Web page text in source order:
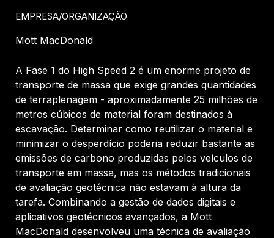
EMPRESA/ORGANIZAÇÃO
Mott MacDonald
A Fase 1 do High Speed 2 é um enorme projeto de
transporte de massa que exige grandes quantidades
de terraplenagem - aproximadamente 25 milhões de
metros cúbicos de material foram destinados à
escavação. Determinar como reutilizar o material e
minimizar o desperdício poderia reduzir bastante as
emissões de carbono produzidas pelos veículos de
transporte em massa, mas os métodos tradicionais
de avaliação geotécnica não estavam à altura da
tarefa. Combinando a gestão de dados digitais e
aplicativos geotécnicos avançados, a Mott
MacDonald desenvolveu uma técnica de avaliação